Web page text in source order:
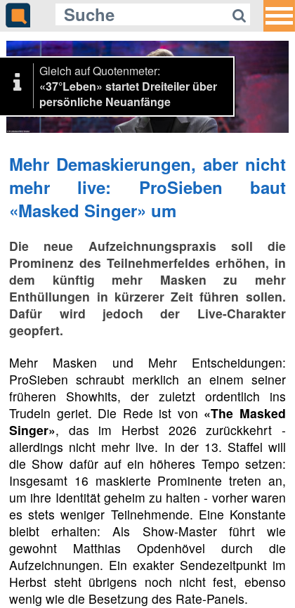
Gleich auf Quotenmeter:
«37°Leben» startet Dreiteiler über
persönliche Neuanfänge
Mehr Demaskierungen, aber nicht
mehr live: ProSieben baut
«Masked Singer» um
Die neue Aufzeichnungspraxis soll die
Prominenz des Teilnehmerfeldes erhöhen, in
dem künftig mehr Masken zu mehr
Enthüllungen in kürzerer Zeit führen sollen.
Dafür wird jedoch der Live-Charakter
geopfert.
Mehr Masken und Mehr Entscheidungen:
ProSieben schraubt merklich an einem seiner
früheren Showhits, der zuletzt ordentlich ins
Trudeln geriet. Die Rede ist von «The Masked
Singer», das im Herbst 2026 zurückkehrt -
allerdings nicht mehr live. In der 13. Staffel will
die Show dafür auf ein höheres Tempo setzen:
Insgesamt 16 maskierte Prominente treten an,
um ihre Identität geheim zu halten - vorher waren
es stets weniger Teilnehmende. Eine Konstante
bleibt erhalten: Als Show-Master führt wie
gewohnt Matthias Opdenhövel durch die
Aufzeichnungen. Ein exakter Sendezeitpunkt im
Herbst steht übrigens noch nicht fest, ebenso
wenig wie die Besetzung des Rate-Panels.